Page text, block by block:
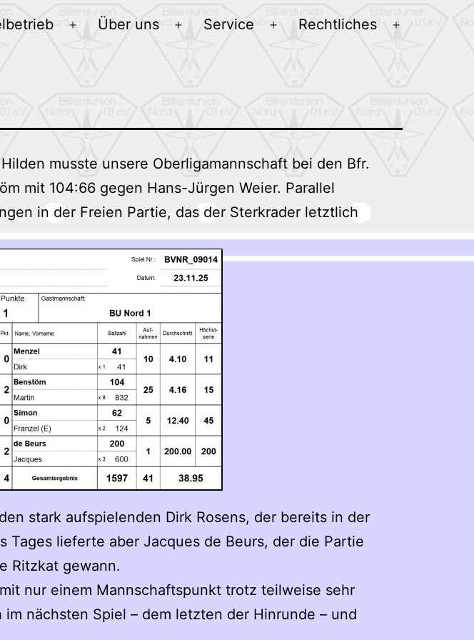
Menü
Über uns
Menü
Service
Menü
Rechtliches
musste unsere Oberligamannschaft bei den Bfr.
mit 104:66 gegen Hans-Jürgen Weier. Parallel
in der Freien Partie, das der Sterkrader letztlich
stark aufspielenden Dirk Rosens, der bereits in der
lieferte aber Jacques de Beurs, der die Partie
Ritzkat gewann.
nur einem Mannschaftspunkt trotz teilweise sehr
nächsten Spiel – dem letzten der Hinrunde – und